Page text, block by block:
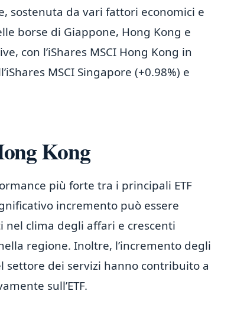
sostenuta da vari fattori economici e
borse di Giappone, Hong Kong e
con l’iShares MSCI Hong Kong in
MSCI Singapore (+0.98%) e
Kong
più forte tra i principali ETF
incremento può essere
clima degli affari e crescenti
regione. Inoltre, l’incremento degli
dei servizi hanno contribuito a
sull’ETF.